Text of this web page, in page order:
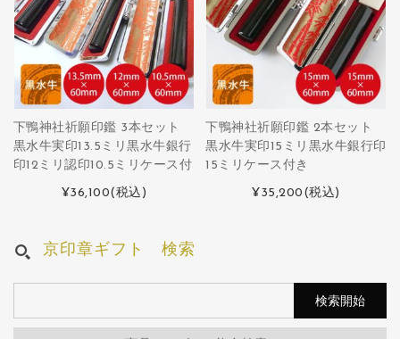
下鴨神社祈願印鑑 3本セット
黒水牛実印13.5ミリ黒水牛銀行
印12ミリ認印10.5ミリケース付
¥36,100(税込)
下鴨神社祈願印鑑 2本セット
黒水牛実印15ミリ黒水牛銀行印
15ミリケース付き
¥35,200 (税込)
京印章ギフト 検索